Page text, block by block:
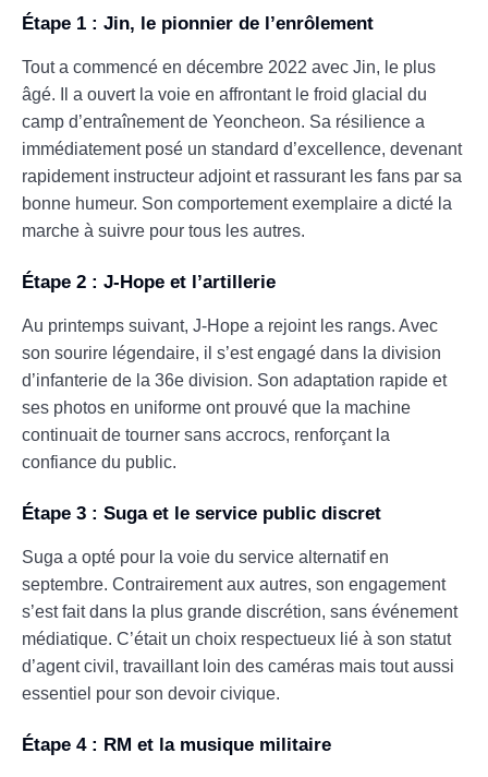
Étape 1 : Jin, le pionnier de l’enrôlement
Tout a commencé en décembre 2022 avec Jin, le plus
âgé. Il a ouvert la voie en affrontant le froid glacial du
camp d’entraînement de Yeoncheon. Sa résilience a
immédiatement posé un standard d’excellence, devenant
rapidement instructeur adjoint et rassurant les fans par sa
bonne humeur. Son comportement exemplaire a dicté la
marche à suivre pour tous les autres.
Étape 2 : J-Hope et l’artillerie
Au printemps suivant, J-Hope a rejoint les rangs. Avec
son sourire légendaire, il s’est engagé dans la division
d’infanterie de la 36e division. Son adaptation rapide et
ses photos en uniforme ont prouvé que la machine
continuait de tourner sans accrocs, renforçant la
confiance du public.
Étape 3 : Suga et le service public discret
Suga a opté pour la voie du service alternatif en
septembre. Contrairement aux autres, son engagement
s’est fait dans la plus grande discrétion, sans événement
médiatique. C’était un choix respectueux lié à son statut
d’agent civil, travaillant loin des caméras mais tout aussi
essentiel pour son devoir civique.
Étape 4 : RM et la musique militaire